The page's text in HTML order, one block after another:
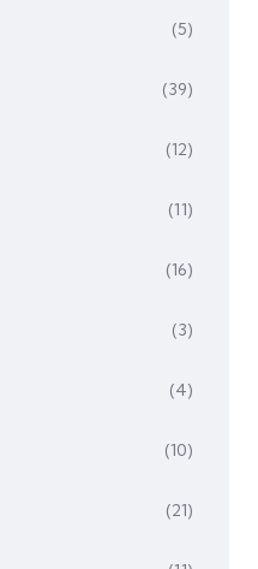
(5)
(39)
(12)
(11)
(16)
(3)
(4)
(10)
(21)